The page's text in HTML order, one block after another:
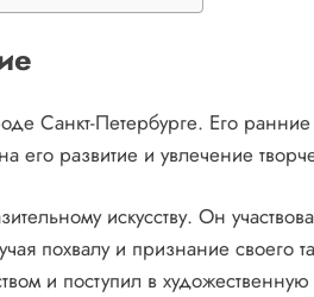
Санкт-Петербурге. Его
его развитие и увлечение
искусству. Он
похвалу и признание своего
и поступил в